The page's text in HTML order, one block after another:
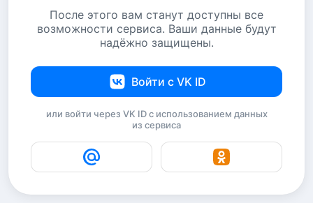
После этого вам станут доступны все
возможности сервиса. Ваши данные будут
надёжно защищены.
Войти с VK ID
или войти через VK ID с использованием данных
из сервиса